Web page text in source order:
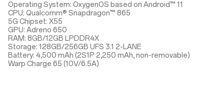
Operating System: OxygenOS based on Android™ 11
CPU: Qualcomm® Snapdragon™ 865
5G Chipset: X55
GPU: Adreno 650
RAM: 8GB/12GB LPDDR4X
Storage: 128GB/256GB UFS 3.1 2-LANE
Battery: 4,500 mAh (2S1P 2,250 mAh, non-removable)
Warp Charge 65 (10V/6.5A)